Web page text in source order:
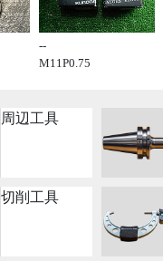
--
M11P0.75
周辺工具
切削工具